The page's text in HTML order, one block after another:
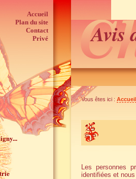
Avis
Vous êtes ici : Accueil
Les personnes
identifiées et nous
Accueil
Plan du site
Contact
Privé